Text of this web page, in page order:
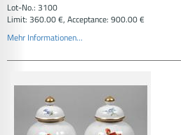
Lot-No.: 3100
Limit: 360.00 €, Acceptance: 900.00 €
Mehr Informationen...